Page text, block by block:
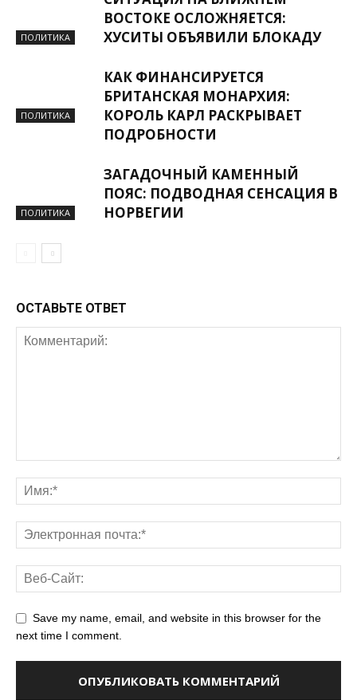
ПОЛИТИКА
ВОСТОКЕ ОСЛОЖНЯЕТСЯ:
ХУСИТЫ ОБЪЯВИЛИ БЛОКАДУ
ПОЛИТИКА
КАК ФИНАНСИРУЕТСЯ
БРИТАНСКАЯ МОНАРХИЯ:
КОРОЛЬ КАРЛ РАСКРЫВАЕТ
ПОДРОБНОСТИ
ПОЛИТИКА
ЗАГАДОЧНЫЙ КАМЕННЫЙ
ПОЯС: ПОДВОДНАЯ СЕНСАЦИЯ В
НОРВЕГИИ
ОСТАВЬТЕ ОТВЕТ
Save my name, email, and website in this browser for the
next time I comment.